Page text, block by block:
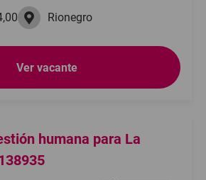
Rionegro
Ver vacante
humana para La